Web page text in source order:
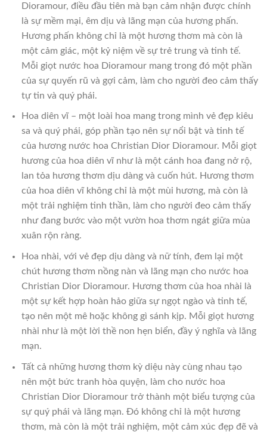
Dioramour, điều đầu tiên mà bạn cảm nhận được chính
là sự mềm mại, êm dịu và lãng mạn của hương phấn.
Hương phấn không chỉ là một hương thơm mà còn là
một cảm giác, một kỷ niệm về sự trẻ trung và tinh tế.
Mỗi giọt nước hoa Dioramour mang trong đó một phần
của sự quyến rũ và gợi cảm, làm cho người đeo cảm thấy
tự tin và quý phái.
Hoa diên vĩ – một loài hoa mang trong mình vẻ đẹp kiêu
sa và quý phái, góp phần tạo nên sự nổi bật và tinh tế
của hương nước hoa Christian Dior Dioramour. Mỗi giọt
hương của hoa diên vĩ như là một cánh hoa đang nở rộ,
lan tỏa hương thơm dịu dàng và cuốn hút. Hương thơm
của hoa diên vĩ không chỉ là một mùi hương, mà còn là
một trải nghiệm tinh thần, làm cho người đeo cảm thấy
như đang bước vào một vườn hoa thơm ngát giữa mùa
xuân rộn ràng.
Hoa nhài, với vẻ đẹp dịu dàng và nữ tính, đem lại một
chút hương thơm nồng nàn và lãng mạn cho nước hoa
Christian Dior Dioramour. Hương thơm của hoa nhài là
một sự kết hợp hoàn hảo giữa sự ngọt ngào và tinh tế,
tạo nên một mê hoặc không gì sánh kịp. Mỗi giọt hương
nhài như là một lời thề non hẹn biển, đầy ý nghĩa và lãng
mạn.
Tất cả những hương thơm kỳ diệu này cùng nhau tạo
nên một bức tranh hòa quyện, làm cho nước hoa
Christian Dior Dioramour trở thành một biểu tượng của
sự quý phái và lãng mạn. Đó không chỉ là một hương
thơm, mà còn là một trải nghiệm, một cảm xúc đẹp đẽ và